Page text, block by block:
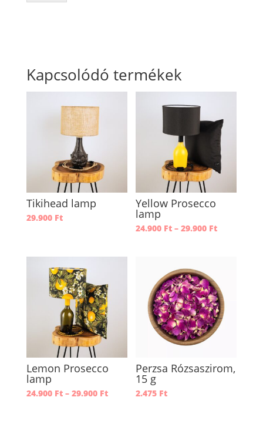
Kapcsolódó termékek
Tikihead lamp
29.900 Ft
Yellow Prosecco
lamp
24.900 Ft – 29.900 Ft
Lemon Prosecco
lamp
24.900 Ft – 29.900 FtÁrtartomány:
Perzsa Rózsaszirom,
15 g
2.475 Ft